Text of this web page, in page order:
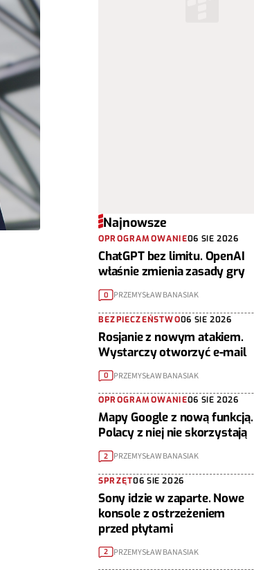
Najnowsze
OPROGRAMOWANIE06 SIE 2026
ChatGPT bez limitu. OpenAI
właśnie zmienia zasady gry
0 PRZEMYSŁAW BANASIAK
BEZPIECZEŃSTWO06 SIE 2026
Rosjanie z nowym atakiem.
Wystarczy otworzyć e-mail
0 PRZEMYSŁAW BANASIAK
OPROGRAMOWANIE06 SIE 2026
Mapy Google z nową funkcją.
Polacy z niej nie skorzystają
2 PRZEMYSŁAW BANASIAK
SPRZĘT06 SIE 2026
Sony idzie w zaparte. Nowe
konsole z ostrzeżeniem
przed płytami
2 PRZEMYSŁAW BANASIAK